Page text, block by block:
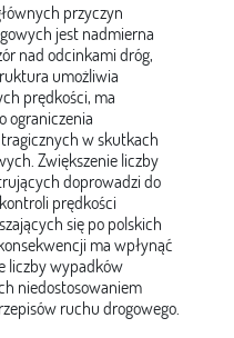
przyczyn
jest nadmierna
nad odcinkami dróg,
umożliwia
prędkości, ma
ograniczenia
w skutkach
Zwiększenie liczby
doprowadzi do
prędkości
się po polskich
ma wpłynąć
liczby wypadków
niedostosowaniem
ruchu drogowego.